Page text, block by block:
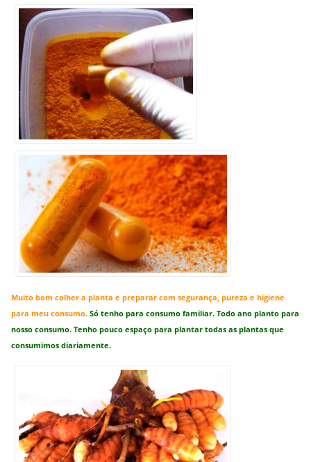
Muito bom colher a planta e preparar com segurança, pureza e higiene
para meu consumo. Só tenho para consumo familiar. Todo ano planto para
nosso consumo. Tenho pouco espaço para plantar todas as plantas que
consumimos diariamente.